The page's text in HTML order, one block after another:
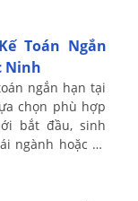
Ninh
ngắn hạn tại
chọn phù hợp
bắt đầu, sinh
ngành hoặc kế